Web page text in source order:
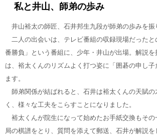
私と井山、師弟の歩み
井山裕太の師匠、石井邦生九段が師弟の歩みを振
二人の出会いは、テレビ番組の収録現場だったと
番勝負」という番組に、少年・井山が出場。解説
は、裕太くんのリズムよく打つ姿に「囲碁の申し
ます。
師弟関係が結ばれると、石井は裕太くんの天賦の
く、様々な工夫をこらすことになりました。
裕太くんが院生になって始めたお手紙交換もその
局の棋譜をとり、質問を添えて郵送、石井が解説